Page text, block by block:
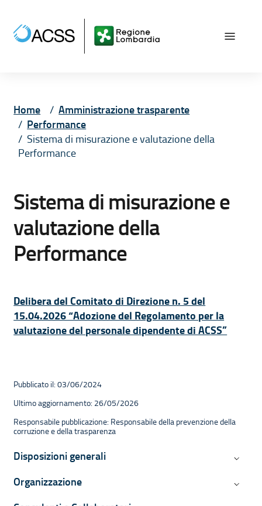
Home
Amministrazione trasparente
Performance
Sistema di misurazione e valutazione della
Performance
Sistema di misurazione e
valutazione della
Performance
Delibera del Comitato di Direzione n. 5 del
15.04.2026 “Adozione del Regolamento per la
valutazione del personale dipendente di ACSS”
Pubblicato il: 03/06/2024
Ultimo aggiornamento: 26/05/2026
Responsabile pubblicazione: Responsabile della prevenzione della
corruzione e della trasparenza
Navigazione contestuale di
Disposizioni generali
Organizzazione